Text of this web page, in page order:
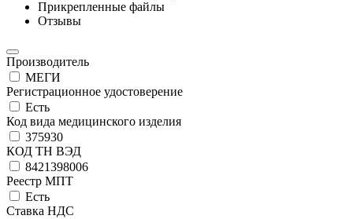
Прикрепленные файлы
Отзывы
Производитель
МЕГИ
Регистрационное удостоверение
Есть
Код вида медицинского изделия
375930
КОД ТН ВЭД
8421398006
Реестр МПТ
Есть
Ставка НДС